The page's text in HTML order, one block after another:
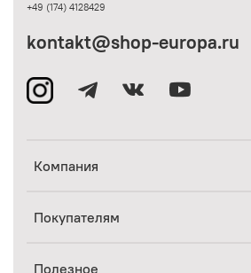
Компания
Покупателям
Полезное
+49 (174) 4128429
kontakt@shop-europa.ru